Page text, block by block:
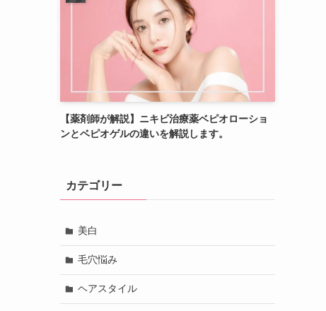
【薬剤師が解説】ニキビ治療薬ベピオローショ
ンとベピオゲルの違いを解説します。
カテゴリー
美白
毛穴悩み
ヘアスタイル